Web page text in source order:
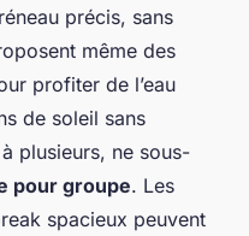
précis, sans
même des
profiter de l’eau
de soleil sans
plusieurs, ne sous-
pour groupe. Les
spacieux peuvent